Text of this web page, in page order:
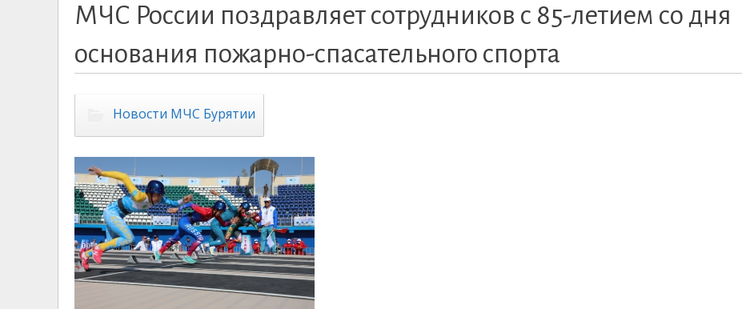
МЧС России поздравляет сотрудников с 85-летием со дня
основания пожарно-спасательного спорта
Новости МЧС Бурятии